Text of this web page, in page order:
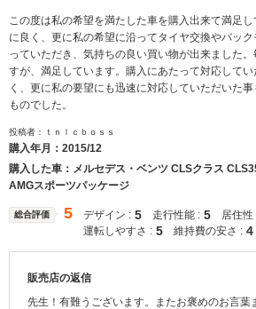
この度は私の希望を満たした車を購入出来て満足
に良く、更に私の希望に沿ってタイヤ交換やバッ
っていただき、気持ちの良い買い物が出来ました
すが、満足しています。購入にあたって対応して
く、更に私の要望にも迅速に対応していただいた
ものでした。
投稿者：ｔｎｌｃｂｏｓｓ
購入年月： 2015/12
購入した車：メルセデス・ベンツ CLSクラス
AMGスポーツパッケージ
総合評価 5 デザイン : 5 走行性能 : 5 居住性
運転しやすさ : 5 維持費の安さ : 4
販売店の返信
先生！有難うございます。またお褒めのお言葉